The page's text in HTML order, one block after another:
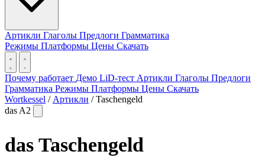
Артикли Глаголы Предлоги Грамматика
Режимы Платформы Цены Скачать
Почему работает Демо LiD-тест Артикли Глаголы Предлоги
Грамматика Режимы Платформы Цены Скачать
Wortkessel / Артикли / Taschengeld
das A2
das Taschengeld